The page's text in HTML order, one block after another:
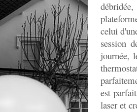
celui
session
journée,
est
laser et